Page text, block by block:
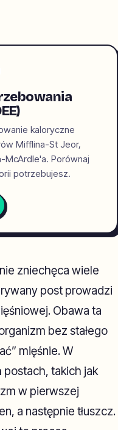
kaloryczne
Mifflina-St Jeor,
McArdle'a. Porównaj
potrzebujesz.
zniechęca wiele
post prowadzi
Obawa ta
bez stałego
mięśnie. W
takich jak
w pierwszej
a następnie tłuszcz.